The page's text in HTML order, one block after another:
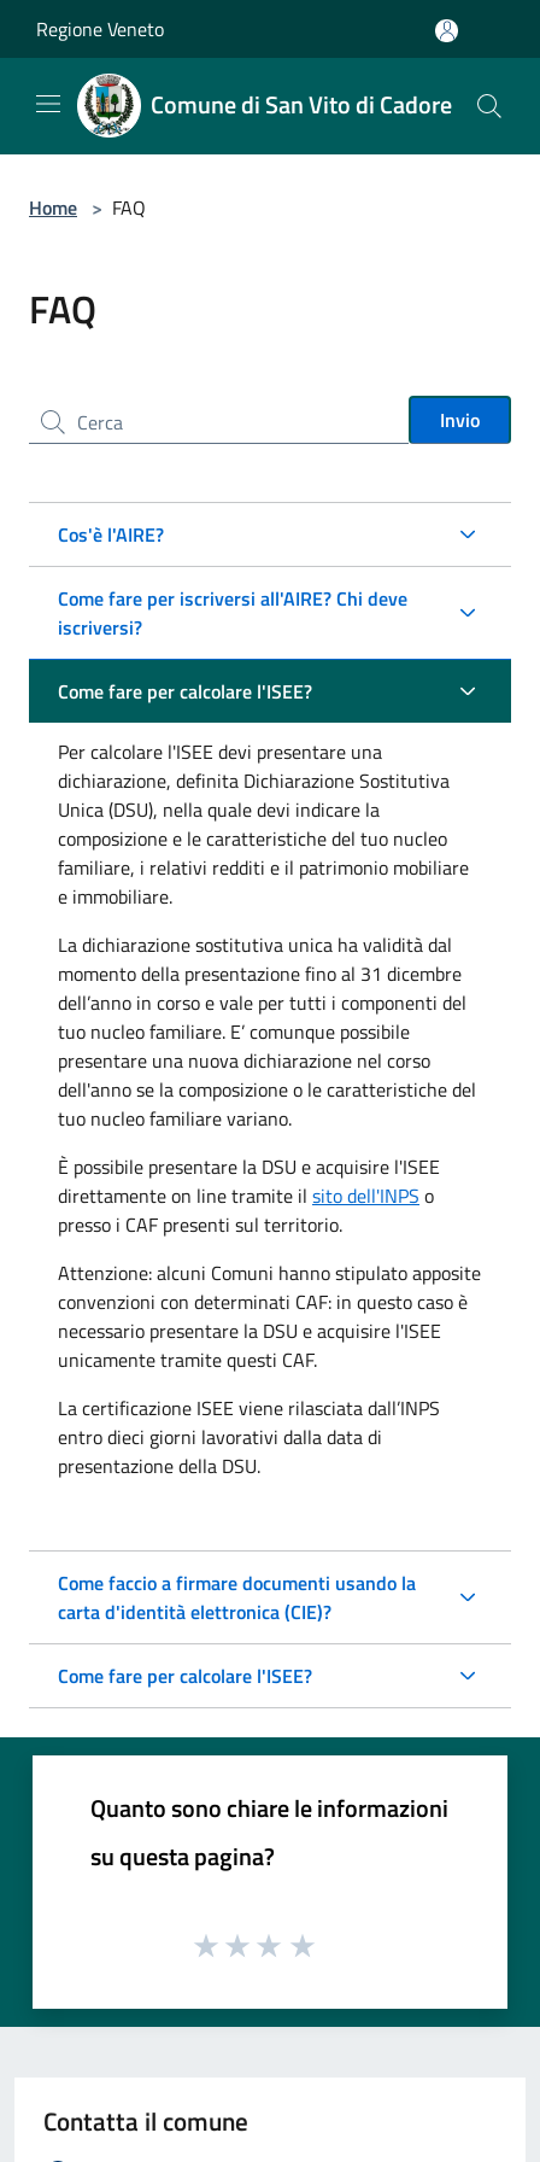
Regione Veneto
Comune di San Vito di Cadore
Home > FAQ
FAQ
Cerca nel sito Invio
Cos'è l'AIRE?
Come fare per iscriversi all'AIRE? Chi deve
iscriversi?
Come fare per calcolare l'ISEE?
Per calcolare l'ISEE devi presentare una
dichiarazione, definita Dichiarazione Sostitutiva
Unica (DSU), nella quale devi indicare la
composizione e le caratteristiche del tuo nucleo
familiare, i relativi redditi e il patrimonio mobiliare
e immobiliare.
La dichiarazione sostitutiva unica ha validità dal
momento della presentazione fino al 31 dicembre
dell’anno in corso e vale per tutti i componenti del
tuo nucleo familiare. E’ comunque possibile
presentare una nuova dichiarazione nel corso
dell'anno se la composizione o le caratteristiche del
tuo nucleo familiare variano.
È possibile presentare la DSU e acquisire l'ISEE
direttamente on line tramite il sito dell'INPS o
presso i CAF presenti sul territorio.
Attenzione: alcuni Comuni hanno stipulato apposite
convenzioni con determinati CAF: in questo caso è
necessario presentare la DSU e acquisire l'ISEE
unicamente tramite questi CAF.
La certificazione ISEE viene rilasciata dall’INPS
entro dieci giorni lavorativi dalla data di
presentazione della DSU.
Come faccio a firmare documenti usando la
carta d'identità elettronica (CIE)?
Come fare per calcolare l'ISEE?
Quanto sono chiare le informazioni
su questa pagina?
Contatta il comune